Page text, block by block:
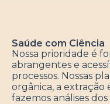
Saúde com Ciência
Nossa prioridade é
abrangentes e
processos. Nossas
orgânica, a extração
fazemos análises